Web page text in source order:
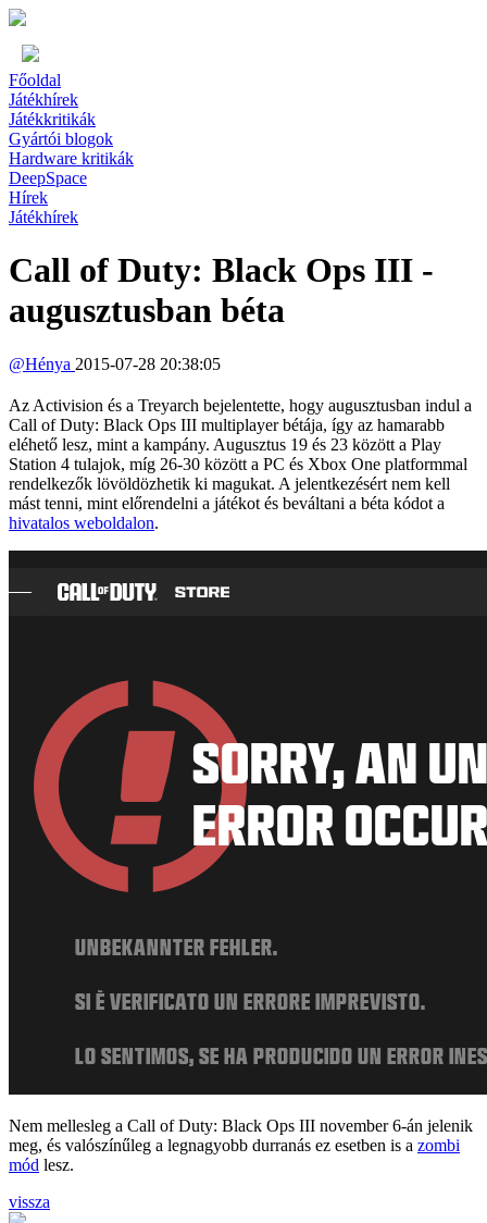
Főoldal
Játékhírek
Játékkritikák
Gyártói blogok
Hardware kritikák
DeepSpace
Hírek
Játékhírek
Call of Duty: Black Ops III -
augusztusban béta
@Hénya 2015-07-28 20:38:05
Az Activision és a Treyarch bejelentette, hogy augusztusban indul a
Call of Duty: Black Ops III multiplayer bétája, így az hamarabb
eléhető lesz, mint a kampány. Augusztus 19 és 23 között a Play
Station 4 tulajok, míg 26-30 között a PC és Xbox One platformmal
rendelkezők lövöldözhetik ki magukat. A jelentkezésért nem kell
mást tenni, mint előrendelni a játékot és beváltani a béta kódot a
hivatalos weboldalon.
Nem mellesleg a Call of Duty: Black Ops III november 6-án jelenik
meg, és valószínűleg a legnagyobb durranás ez esetben is a zombi
mód lesz.
vissza